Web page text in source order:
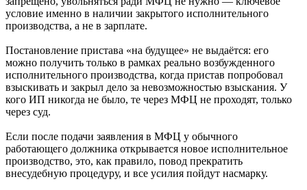
условие именно в наличии закрытого исполнительного
производства, а не в зарплате.
Постановление пристава «на будущее» не выдаётся: его
можно получить только в рамках реально возбужденного
исполнительного производства, когда пристав попробовал
взыскивать и закрыл дело за невозможностью взыскания. У
кого ИП никогда не было, те через МФЦ не проходят, только
через суд.
Если после подачи заявления в МФЦ у обычного
работающего должника открывается новое исполнительное
производство, это, как правило, повод прекратить
внесудебную процедуру, и все усилия пойдут насмарку.